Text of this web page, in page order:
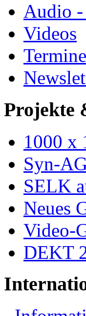
Audio -
Videos
Termine
Projekte
1000 x
Syn-
SELK
Neues
Video-
DEKT